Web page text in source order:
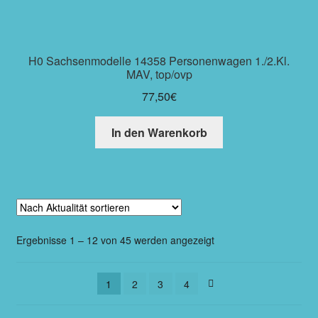
H0 Sachsenmodelle 14358 Personenwagen 1./2.Kl.
MAV, top/ovp
77,50€
In den Warenkorb
Ergebnisse 1 – 12 von 45 werden angezeigt
1 2 3 4